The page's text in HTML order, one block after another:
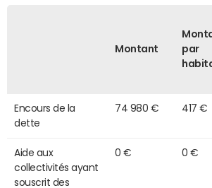
Montant
par
Encours de la
dette
74 980 € 417 €
Aide aux
collectivités ayant
souscrit des
0 € 0 €